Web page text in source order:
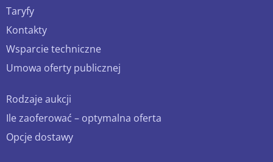
Taryfy
Kontakty
Wsparcie techniczne
Umowa oferty publicznej
Rodzaje aukcji
Ile zaoferować – optymalna oferta
Opcje dostawy